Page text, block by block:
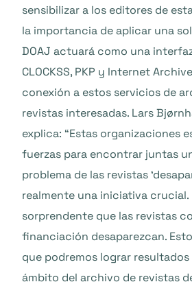
sensibilizar a los editores de
la importancia de aplicar una
DOAJ actuará como una
CLOCKSS, PKP y Internet
conexión a estos servicios de
revistas interesadas. Lars
explica: “Estas organizaciones
fuerzas para encontrar juntas
problema de las revistas
realmente una iniciativa crucial.
sorprendente que las revistas
financiación desaparezcan.
que podremos lograr resultados
ámbito del archivo de revistas